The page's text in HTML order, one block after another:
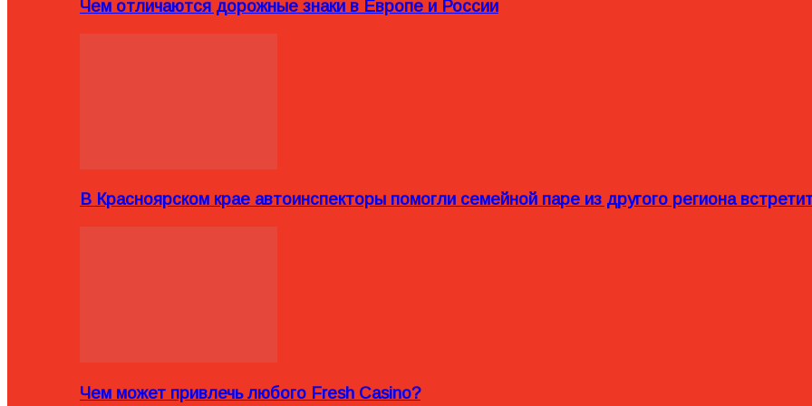
Чем отличаются дорожные знаки в Европе и России
В Красноярском крае автоинспекторы помогли семейной паре из другого региона
Чем может привлечь любого Fresh Casino?